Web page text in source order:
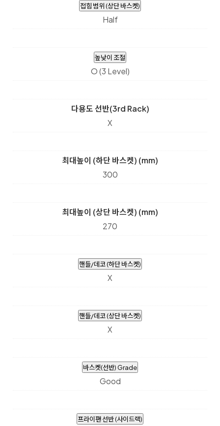
접힘 범위 (상단 바스켓)
Half
높낮이 조절
O (3 Level)
다용도 선반(3rd Rack)
X
최대높이 (하단 바스켓) (mm)
300
최대높이 (상단 바스켓) (mm)
270
핸들/데코 (하단 바스켓)
X
핸들/데코 (상단 바스켓)
X
바스켓(선반) Grade
Good
프라이팬 선반 (사이드랙)